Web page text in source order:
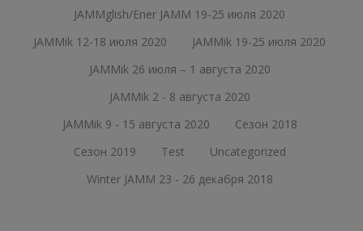
JAMMglish/Ener JAMM 19-25 июля 2020
JAMMik 12-18 июля 2020
JAMMik 19-25 июля 2020
JAMMik 26 июля – 1 августа 2020
JAMMik 2 - 8 августа 2020
JAMMik 9 - 15 августа 2020
Сезон 2018
Сезон 2019
Test
Uncategorized
Winter JAMM 23 - 26 декабря 2018